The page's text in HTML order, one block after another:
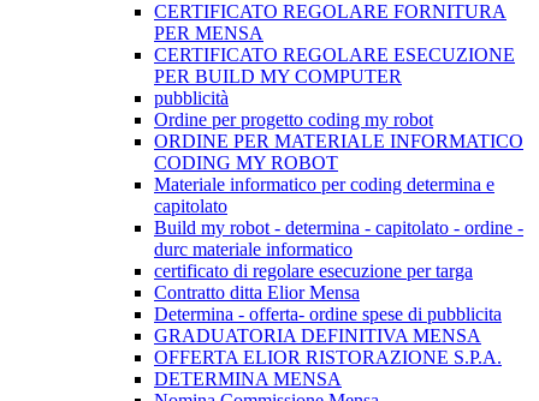
CERTIFICATO REGOLARE FORNITURA
PER MENSA
CERTIFICATO REGOLARE ESECUZIONE
PER BUILD MY COMPUTER
pubblicità
Ordine per progetto coding my robot
ORDINE PER MATERIALE INFORMATICO
CODING MY ROBOT
Materiale informatico per coding determina e
capitolato
Build my robot - determina - capitolato - ordine -
durc materiale informatico
certificato di regolare esecuzione per targa
Contratto ditta Elior Mensa
Determina - offerta- ordine spese di pubblicita
GRADUATORIA DEFINITIVA MENSA
OFFERTA ELIOR RISTORAZIONE S.P.A.
DETERMINA MENSA